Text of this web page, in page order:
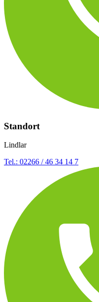
Standort
Lindlar
Tel.: 02266 / 46 34 14 7